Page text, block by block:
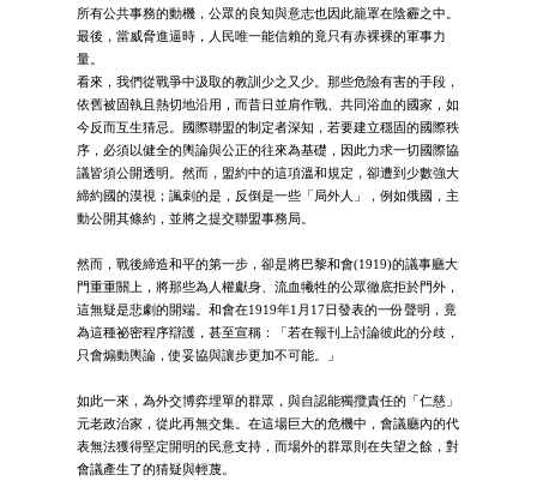
所有公共事務的動機，公眾的良知與意志也因此籠罩在陰霾之中。
最後，當威脅進逼時，人民唯一能信賴的竟只有赤裸裸的軍事力
量。
看來，我們從戰爭中汲取的教訓少之又少。那些危險有害的手段，
依舊被固執且熱切地沿用，而昔日並肩作戰、共同浴血的國家，如
今反而互生猜忌。國際聯盟的制定者深知，若要建立穩固的國際秩
序，必須以健全的輿論與公正的往來為基礎，因此力求一切國際協
議皆須公開透明。然而，盟約中的這項溫和規定，卻遭到少數強大
締約國的漠視；諷刺的是，反倒是一些「局外人」，例如俄國，主
動公開其條約，並將之提交聯盟事務局。
然而，戰後締造和平的第一步，卻是將巴黎和會(1919)的議事廳大
門重重關上，將那些為人權獻身、流血犧牲的公眾徹底拒於門外，
這無疑是悲劇的開端。和會在1919年1月17日發表的一份聲明，竟
為這種祕密程序辯護，甚至宣稱：「若在報刊上討論彼此的分歧，
只會煽動輿論，使妥協與讓步更加不可能。」
如此一來，為外交博弈埋單的群眾，與自認能獨攬責任的「仁慈」
元老政治家，從此再無交集。在這場巨大的危機中，會議廳內的代
表無法獲得堅定開明的民意支持，而場外的群眾則在失望之餘，對
會議產生了的猜疑與輕蔑。